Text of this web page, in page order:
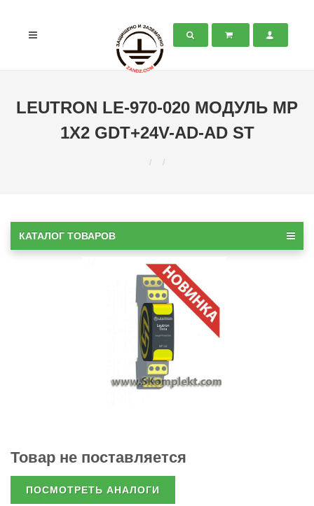
LEUTRON LE-970-020 МОДУЛЬ MP
1X2 GDT+24V-AD-AD ST
КАТАЛОГ ТОВАРОВ
Товар не поставляется
ПОСМОТРЕТЬ АНАЛОГИ